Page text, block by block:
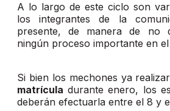
A lo largo de este ciclo son
los integrantes de la
presente, de manera de no
ningún proceso importante en
Si bien los mechones ya
matrícula durante enero, los
deberán efectuarla entre el 8 y